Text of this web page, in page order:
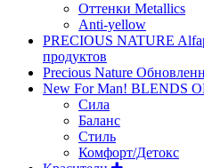
Оттенки Metallics
Anti-yellow
PRECIOUS NATURE
продуктов
Precious Nature
New For Man! BLENDS
Сила
Баланс
Стиль
Комфорт/Детокс